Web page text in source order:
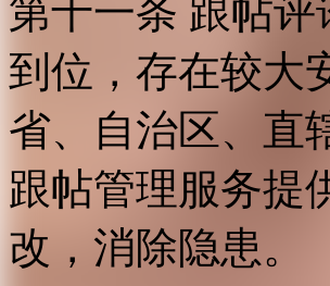
第十一条 跟帖
到位，存在较大
省、自治区、直
跟帖管理服务提
改，消除隐患。